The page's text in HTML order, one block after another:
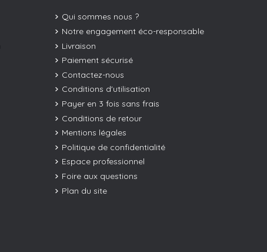
Qui sommes nous ?
Notre engagement éco-responsable
Livraison
Paiement sécurisé
Contactez-nous
Conditions d'utilisation
Payer en 3 fois sans frais
Conditions de retour
Mentions légales
Politique de confidentialité
Espace professionnel
Foire aux questions
Plan du site